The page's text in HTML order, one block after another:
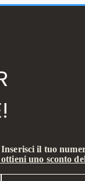
Inserisci il tuo
ottieni uno sconto